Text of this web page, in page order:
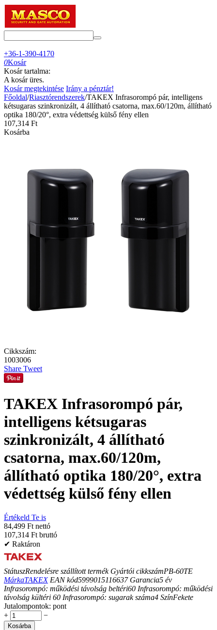
+36-1-390-4170
0Kosár
Kosár tartalma:
A kosár üres.
Kosár megtekintése Irány a pénztár!
Főoldal/Riasztórendszerek/TAKEX Infrasorompó pár, intelligens
kétsugaras szinkronizált, 4 állítható csatorna, max.60/120m, állítható
optika 180/20°, extra védettség külső fény ellen
107,314 Ft
Kosárba
Cikkszám:
1003006
Share Tweet
TAKEX Infrasorompó pár,
intelligens kétsugaras
szinkronizált, 4 állítható
csatorna, max.60/120m,
állítható optika 180/20°, extra
védettség külső fény ellen
Értékeld Te is
84,499 Ft nettó
107,314 Ft bruttó
✔ Raktáron
StátuszRendelésre szállított termék Gyártói cikkszámPB-60TE
MárkaTAKEX EAN kód5999015116637 Garancia5 év
Infrasorompó: működési távolság beltéri60 Infrasorompó: működési
távolság kültéri 60 Infrasorompó: sugarak száma4 SzínFekete
Jutalompontok: pont
+
−
Kosárba